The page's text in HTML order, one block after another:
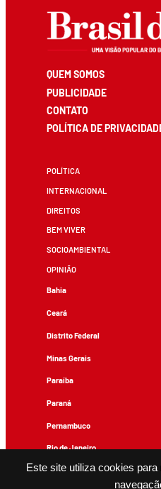
Este site utiliza cookies
QUEM SOMOS
PUBLICIDADE
CONTATO
POLÍTICA DE
POLÍTICA
INTERNACIONAL
DIREITOS
BEM VIVER
SOCIOAMBIENTAL
OPINIÃO
Bahia
Ceará
Distrito Federal
Minas Gerais
Paraíba
Paraná
Pernambuco
Rio de Janeiro
Rio Grande do Sul